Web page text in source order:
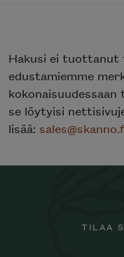
Hakusi ei tuottanut
edustamiemme
se löytyisi
lisää:
TILAA